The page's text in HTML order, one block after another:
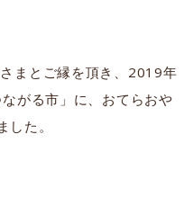
まとご縁を頂き、2019年
がる市」に、おてらおや
た。